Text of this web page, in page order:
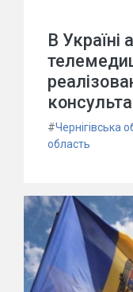
В Україні
#Чернігівська
область